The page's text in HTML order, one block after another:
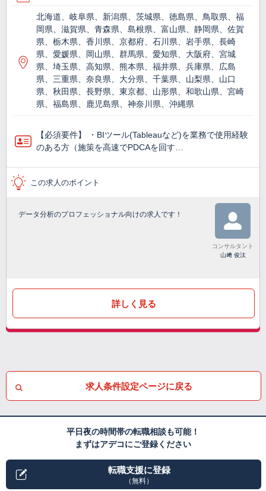
北海道、岐阜県、新潟県、茨城県、徳島県、鳥取県、福
岡県、滋賀県、青森県、島根県、富山県、静岡県、佐賀
県、栃木県、香川県、京都府、石川県、岩手県、長崎
県、愛媛県、岡山県、群馬県、愛知県、大阪府、宮城
県、埼玉県、高知県、熊本県、福井県、兵庫県、広島
県、三重県、奈良県、大分県、千葉県、山梨県、山口
県、秋田県、長野県、東京都、山形県、和歌山県、宮崎
県、福島県、鹿児島県、神奈川県、沖縄県
【必須要件】 ・BIツール(Tableauなど)を業務で使⽤経験
のある方（施策を高速でPDCAを回す…
この求人のポイント
データ分析のプロフェッショナル向けの求人です！
コンサルタント
山﨑 俊汰
詳しく見る
求人条件設定ページに戻る
平日夜の時間帯の転職相談も可能！
まずはアデコにご登録ください
転職支援に登録
（無料）